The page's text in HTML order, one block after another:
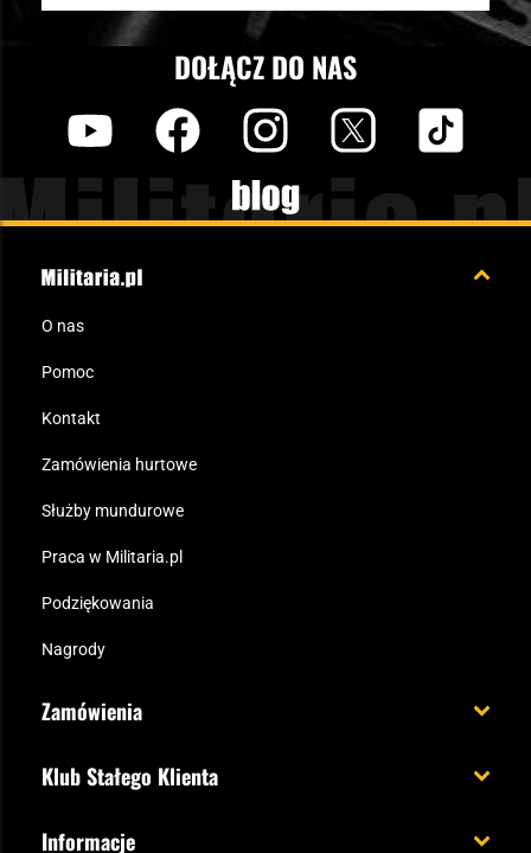
DOŁĄCZ DO NAS
Blog
O nas
Pomoc
Kontakt
Zamówienia hurtowe
Służby mundurowe
Praca w Militaria.pl
Podziękowania
Nagrody
Zamówienia
Klub Stałego Klienta
Informacje